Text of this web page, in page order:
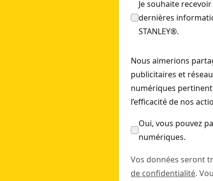
Je souhaite
dernières
STANLEY®.
Nous aimerions
publicitaires et
numériques
l’efficacité de nos
Oui, vous pouvez
numériques.
Vos données seront
de confidentialité.